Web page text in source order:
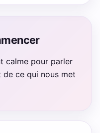
calme pour parler
ce qui nous met